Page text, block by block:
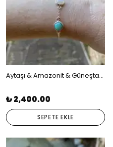
Aytaşı & Amazonit & Güneştaşı 3 Taşlı Gümüş Bileklik
₺ 2,400.00
SEPETE EKLE